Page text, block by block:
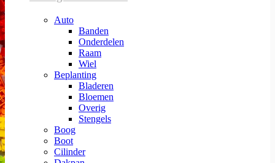
Auto
Banden
Onderdelen
Raam
Wiel
Beplanting
Bladeren
Bloemen
Overig
Stengels
Boog
Boot
Cilinder